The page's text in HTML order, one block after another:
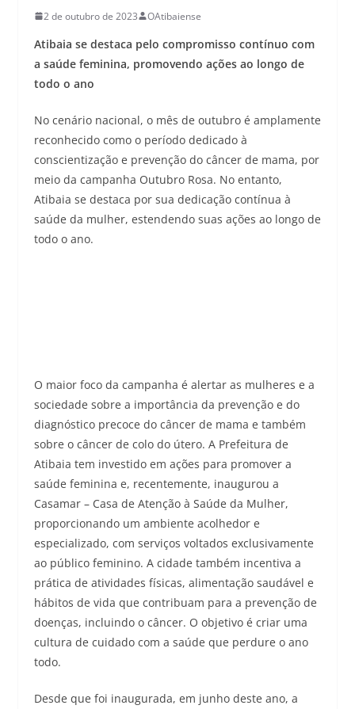
2 de outubro de 2023 OAtibaiense
Atibaia se destaca pelo compromisso contínuo com
a saúde feminina, promovendo ações ao longo de
todo o ano
No cenário nacional, o mês de outubro é amplamente
reconhecido como o período dedicado à
conscientização e prevenção do câncer de mama, por
meio da campanha Outubro Rosa. No entanto,
Atibaia se destaca por sua dedicação contínua à
saúde da mulher, estendendo suas ações ao longo de
todo o ano.
O maior foco da campanha é alertar as mulheres e a
sociedade sobre a importância da prevenção e do
diagnóstico precoce do câncer de mama e também
sobre o câncer de colo do útero. A Prefeitura de
Atibaia tem investido em ações para promover a
saúde feminina e, recentemente, inaugurou a
Casamar – Casa de Atenção à Saúde da Mulher,
proporcionando um ambiente acolhedor e
especializado, com serviços voltados exclusivamente
ao público feminino. A cidade também incentiva a
prática de atividades físicas, alimentação saudável e
hábitos de vida que contribuam para a prevenção de
doenças, incluindo o câncer. O objetivo é criar uma
cultura de cuidado com a saúde que perdure o ano
todo.
Desde que foi inaugurada, em junho deste ano, a